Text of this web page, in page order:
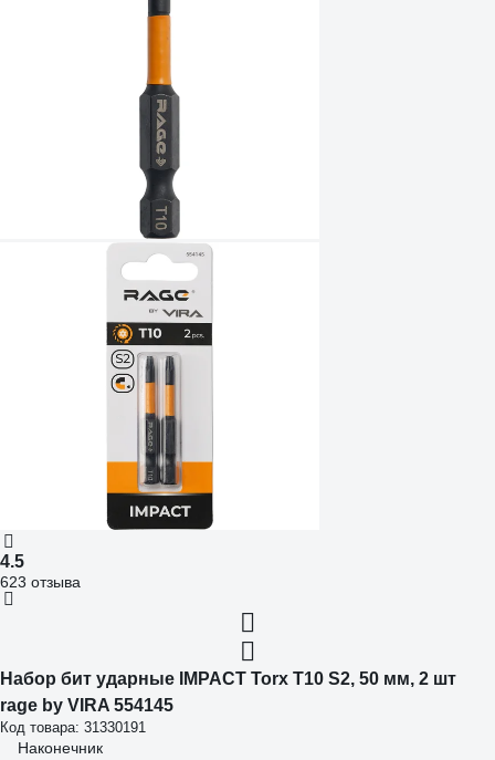
4.5
623 отзыва
Набор бит ударные IMPACT Torx T10 S2, 50 мм, 2 шт
rage by VIRA 554145
Код товара: 31330191
Наконечник